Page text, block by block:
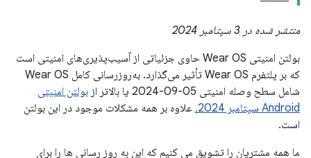
منتشر شده در 3 سپتامبر 2024
بولتن امنیتی Wear OS حاوی جزئیاتی از آسیب‌پذیری‌های امنیتی است
که بر پلتفرم Wear OS تأثیر می‌گذارد. به‌روزرسانی کامل Wear OS
شامل سطح وصله امنیتی 05-09-2024 یا بالاتر از
بولتن امنیتی
Android سپتامبر 2024،
علاوه بر همه مشکلات موجود در این بولتن
است.
ما همه مشتریان را تشویق می کنیم که این به روز رسانی ها را برای